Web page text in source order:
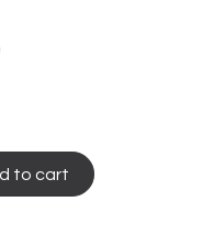
to cart